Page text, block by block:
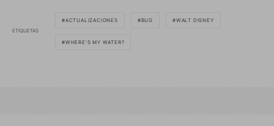
ETIQUETAS
ACTUALIZACIONES BUG WALT DISNEY
WHERE'S MY WATER?